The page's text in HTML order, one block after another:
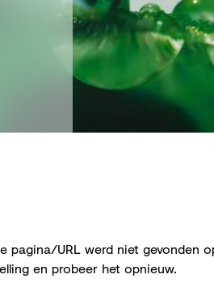
URL werd niet
en probeer het opnieuw.